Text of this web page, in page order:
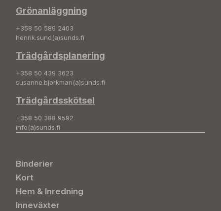
Grönanläggning
+358 50 589 2403
henrik.sund(a)sunds.fi
Trädgårdsplanering
+358 50 439 3623
susanne.bjorkman(a)sunds.fi
Trädgårdsskötsel
+358 50 388 9592
info(a)sunds.fi
Binderier
Kort
Hem & Inredning
Inneväxter